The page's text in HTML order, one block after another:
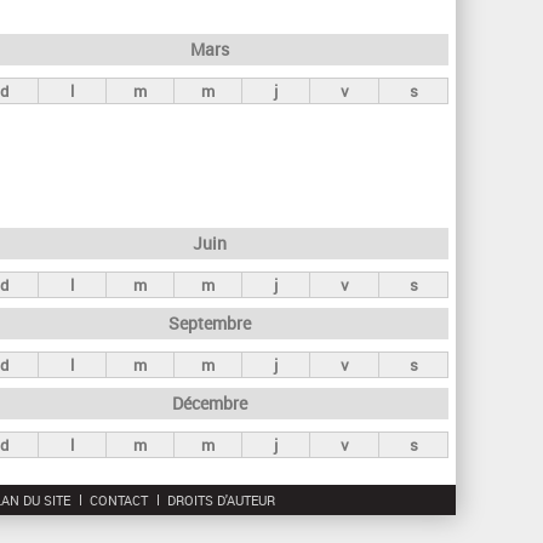
r
c
Mars
d l m m j v s
Juin
d l m m j v s
Septembre
d l m m j v s
Décembre
d l m m j v s
DU SITE CONTACT DROITS D'AUTEUR